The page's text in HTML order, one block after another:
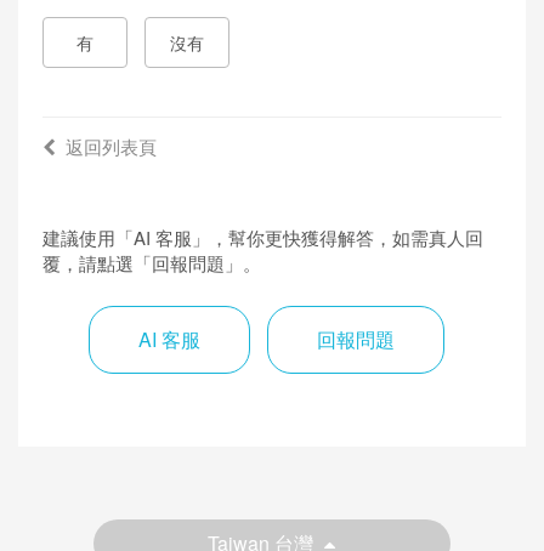
費
有 沒有
返回列表頁
建議使用「AI 客服」，幫你更快獲得解答，如需真人回
覆，請點選「回報問題」。
AI 客服 回報問題
Taiwan 台灣